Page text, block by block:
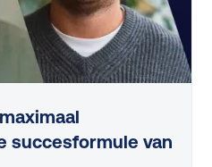
succesformule van